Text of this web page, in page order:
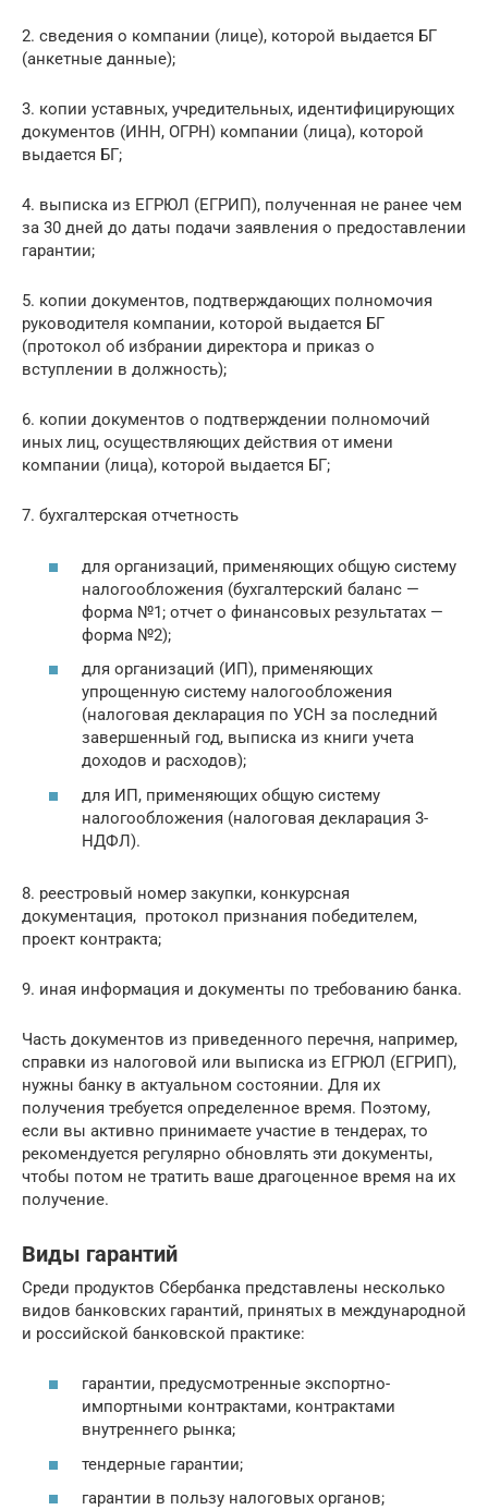
2. сведения о компании (лице), которой выдается БГ
(анкетные данные);
3. копии уставных, учредительных, идентифицирующих
документов (ИНН, ОГРН) компании (лица), которой
выдается БГ;
4. выписка из ЕГРЮЛ (ЕГРИП), полученная не ранее чем
за 30 дней до даты подачи заявления о предоставлении
гарантии;
5. копии документов, подтверждающих полномочия
руководителя компании, которой выдается БГ
(протокол об избрании директора и приказ о
вступлении в должность);
6. копии документов о подтверждении полномочий
иных лиц, осуществляющих действия от имени
компании (лица), которой выдается БГ;
7. бухгалтерская отчетность
для организаций, применяющих общую систему
налогообложения (бухгалтерский баланс —
форма №1; отчет о финансовых результатах —
форма №2);
для организаций (ИП), применяющих
упрощенную систему налогообложения
(налоговая декларация по УСН за последний
завершенный год, выписка из книги учета
доходов и расходов);
для ИП, применяющих общую систему
налогообложения (налоговая декларация 3-
НДФЛ).
8. реестровый номер закупки, конкурсная
документация, протокол признания победителем,
проект контракта;
9. иная информация и документы по требованию банка.
Часть документов из приведенного перечня, например,
справки из налоговой или выписка из ЕГРЮЛ (ЕГРИП),
нужны банку в актуальном состоянии. Для их
получения требуется определенное время. Поэтому,
если вы активно принимаете участие в тендерах, то
рекомендуется регулярно обновлять эти документы,
чтобы потом не тратить ваше драгоценное время на их
получение.
Виды гарантий
Среди продуктов Сбербанка представлены несколько
видов банковских гарантий, принятых в международной
и российской банковской практике:
гарантии, предусмотренные экспортно-
импортными контрактами, контрактами
внутреннего рынка;
тендерные гарантии;
гарантии в пользу налоговых органов;